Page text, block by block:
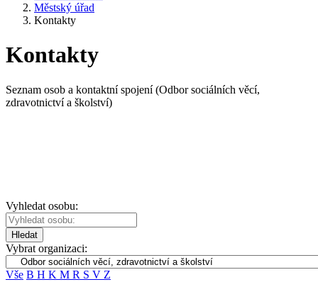
Městský úřad
Kontakty
Kontakty
Seznam osob a kontaktní spojení (Odbor sociálních věcí,
zdravotnictví a školství)
Vyhledat osobu:
Hledat
Vybrat organizaci:
Vše B H K M R S V Z